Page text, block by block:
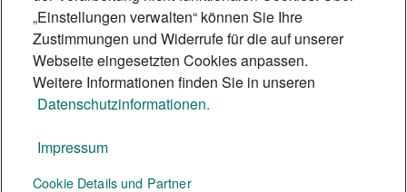
sorgt.
5 Min.
Te:nor Magazin
„Einstellungen verwalten“ können Sie Ihre
Zustimmungen und Widerrufe für die auf unserer
Webseite eingesetzten Cookies anpassen.
Weitere Informationen finden Sie in unseren
Datenschutzinformationen.
Impressum
Cookie Details und Partner